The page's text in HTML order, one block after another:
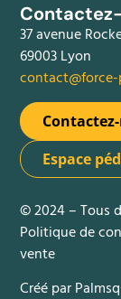
37 avenue
69003 Lyon
Espace
© 2024 – Tous
Politique de
vente
Créé par